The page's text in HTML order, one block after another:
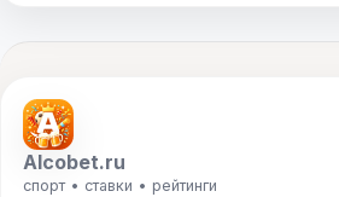
Alcobet.ru
спорт • ставки • рейтинги